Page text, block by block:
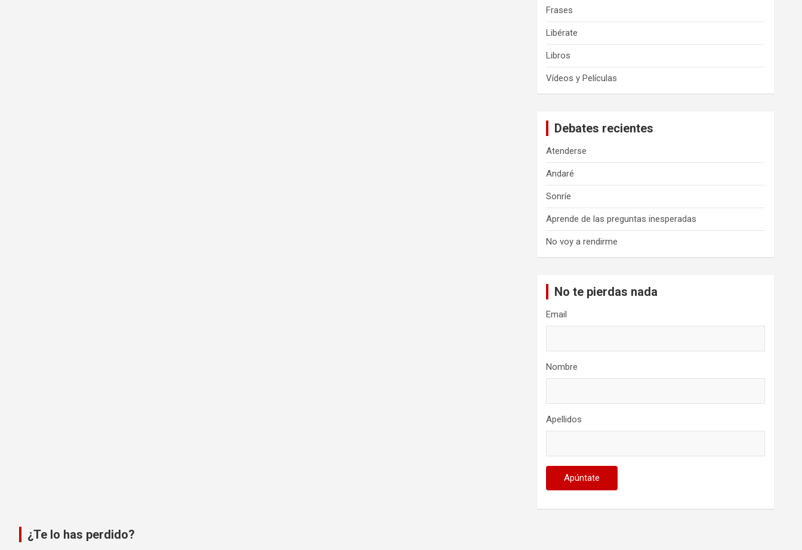
Frases
Libérate
Libros
Vídeos y Películas
Debates recientes
Atenderse
Andaré
Sonríe
Aprende de las preguntas inesperadas
No voy a rendirme
No te pierdas nada
Email
Nombre
Apellidos
¿Te lo has perdido?